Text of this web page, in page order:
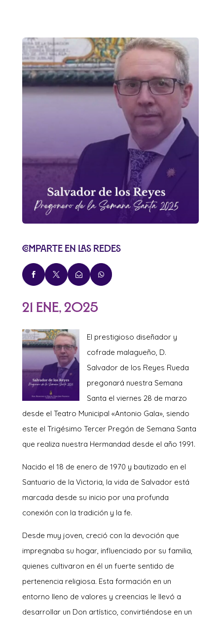
Comparte en las redes
   
21 Ene, 2025
El prestigioso diseñador y
cofrade malagueño, D.
Salvador de los Reyes Rueda
pregonará nuestra Semana
Santa el viernes 28 de marzo
desde el Teatro Municipal «Antonio Gala», siendo
este el Trigésimo Tercer Pregón de Semana Santa
que realiza nuestra Hermandad desde el año 1991.
Nacido el 18 de enero de 1970 y bautizado en el
Santuario de la Victoria, la vida de Salvador está
marcada desde su inicio por una profunda
conexión con la tradición y la fe.
Desde muy joven, creció con la devoción que
impregnaba su hogar, influenciado por su familia,
quienes cultivaron en él un fuerte sentido de
pertenencia religiosa. Esta formación en un
entorno lleno de valores y creencias le llevó a
desarrollar un Don artístico, convirtiéndose en un